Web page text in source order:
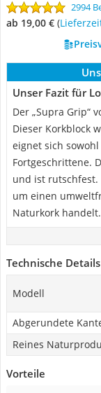
2994
ab 19,00 € (
Unser Fazit für
Der „Supra Grip“
Dieser Korkblock
eignet sich
Fortgeschrittene.
und ist rutschfest.
um einen
Naturkork handelt.
Technische Details
Modell
Abgerundete
Reines
Vorteile